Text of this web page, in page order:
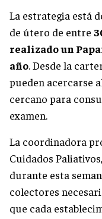
La estrategia está
de útero de entre
realizado un
año. Desde la
pueden acercarse
cercano para
examen.
La coordinadora
Cuidados
durante esta
colectores
que cada